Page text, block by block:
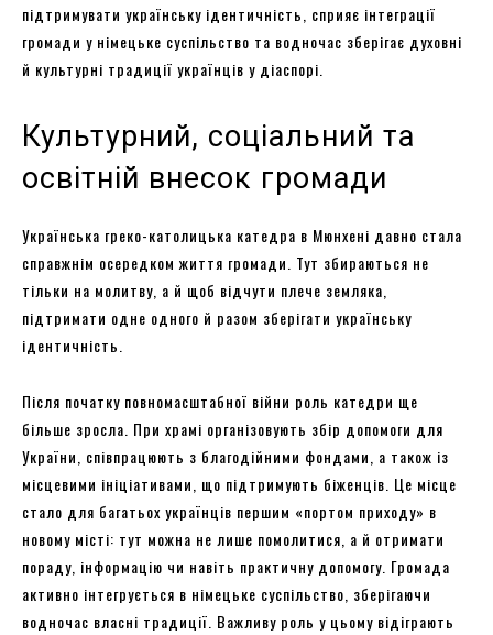
підтримувати українську ідентичність, сприяє інтеграції
громади у німецьке суспільство та водночас зберігає духовні
й культурні традиції українців у діаспорі.
Культурний, соціальний та
освітній внесок громади
Українська греко-католицька катедра в Мюнхені давно стала
справжнім осередком життя громади. Тут збираються не
тільки на молитву, а й щоб відчути плече земляка,
підтримати одне одного й разом зберігати українську
ідентичність.
Після початку повномасштабної війни роль катедри ще
більше зросла. При храмі організовують збір допомоги для
України, співпрацюють з благодійними фондами, а також із
місцевими ініціативами, що підтримують біженців. Це місце
стало для багатьох українців першим «портом приходу» в
новому місті: тут можна не лише помолитися, а й отримати
пораду, інформацію чи навіть практичну допомогу. Громада
активно інтегрується в німецьке суспільство, зберігаючи
водночас власні традиції. Важливу роль у цьому відіграють